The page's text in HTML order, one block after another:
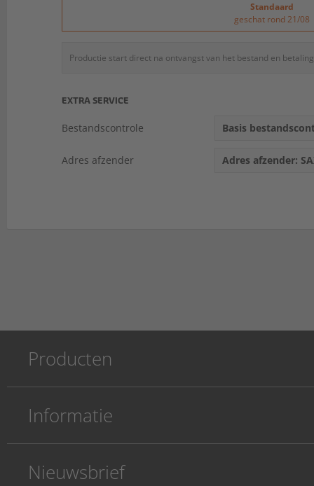
Standaard
geschat rond 21/08
Productie start direct na ontvangst van het bestand en
EXTRA SERVICE
Bestandscontrole Basis
Adres afzender Adres afzender:
Producten
Informatie
Nieuwsbrief